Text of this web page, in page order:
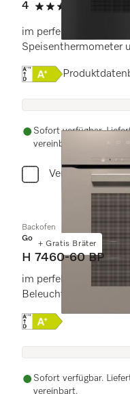
4
4 von 5 Sternen
im perfekt
Speisenthermometer
Onlinelabel
Sofort verfügbar.
vereinbart.
Vergleichen
+ Gratis Bräter
Backofen
Gold
H 7460-60 BP
im perfekt
Beleuchtung und
Onlinelabel
Sofort verfügbar.
vereinbart.